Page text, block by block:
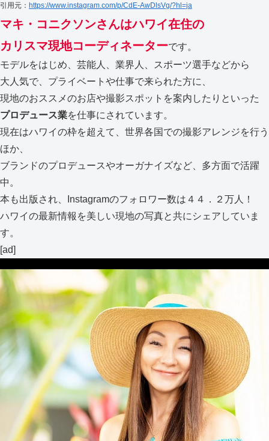
引用元： https://www.instagram.com/p/CdE-AwDlsVg/?hl=ja
マキ・コニクソンさんはハワイ在住の
カリスマ現地コーディネーターです。
モデルをはじめ、芸能人、業界人、スポーツ選手などから
大人気で、プライベートや仕事で来られた方に、
現地のおススメのお店や撮影スポットを案内したりといった
プロデュース業を仕事にされています。
現在はハワイの枠を超えて、世界各国での撮影アレンジを行う
ほか、
ブランドのプロデュースやオーガナイズなど、多方面で活躍
中。
本も出版され、Instagramのフォロワー数は４４．２万人！
ハワイの最新情報を美しい現地の写真と共にシェアしていま
す。
[ad]